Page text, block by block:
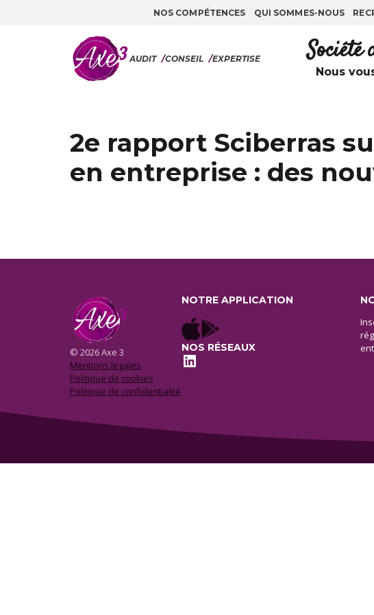
NOS COMPÉTENCES QUI SOMMES-NOUS
AUDIT /CONSEIL /EXPERTISE Société
Nous
2e rapport Sciberras
en entreprise : des
© 2026 Axe 3
Mentions legales
Politique de cookies
Politique de confidentialité
NOTRE APPLICATION
NOS RÉSEAUX
LinkedIn